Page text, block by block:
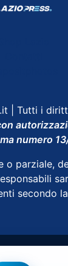
| Tutti i
numero
o parziale,
secondo